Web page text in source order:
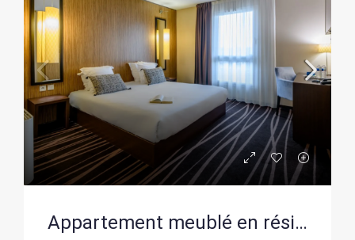
Appartement meublé en résidence de service à Bègles – Rentabilité assurée